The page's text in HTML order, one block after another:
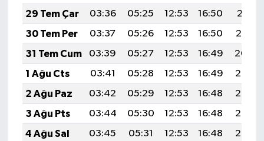
29 Tem Çar
03:36 05:25 12:53 16:50
20:11
30 Tem Per
03:37 05:26 12:53 16:50
20:10
31 Tem Cum
03:39 05:27 12:53 16:49
20:09
1 Ağu Cts
03:41 05:28 12:53 16:49
20:08
2 Ağu Paz
03:42 05:29 12:53 16:48
20:07
3 Ağu Pts
03:44 05:30 12:53 16:48
20:06
4 Ağu Sal
03:45 05:31 12:53 16:48
20:05